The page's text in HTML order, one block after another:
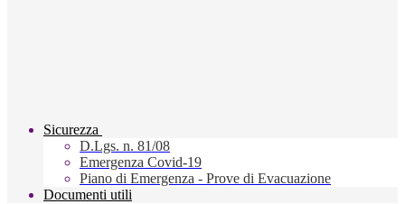
Sicurezza
D.Lgs. n. 81/08
Emergenza Covid-19
Piano di Emergenza - Prove di Evacuazione
Documenti utili